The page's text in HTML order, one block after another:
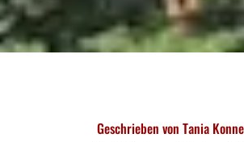
Geschrieben vonTania